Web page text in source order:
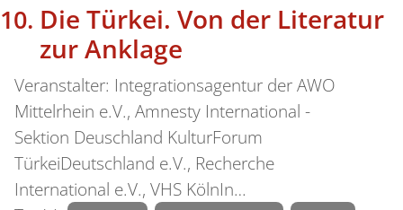
Die Türkei. Von der Literatur
zur Anklage
Veranstalter: Integrationsagentur der AWO
Mittelrhein e.V., Amnesty International -
Sektion Deuschland KulturForum
TürkeiDeutschland e.V., Recherche
International e.V., VHS KölnIn…